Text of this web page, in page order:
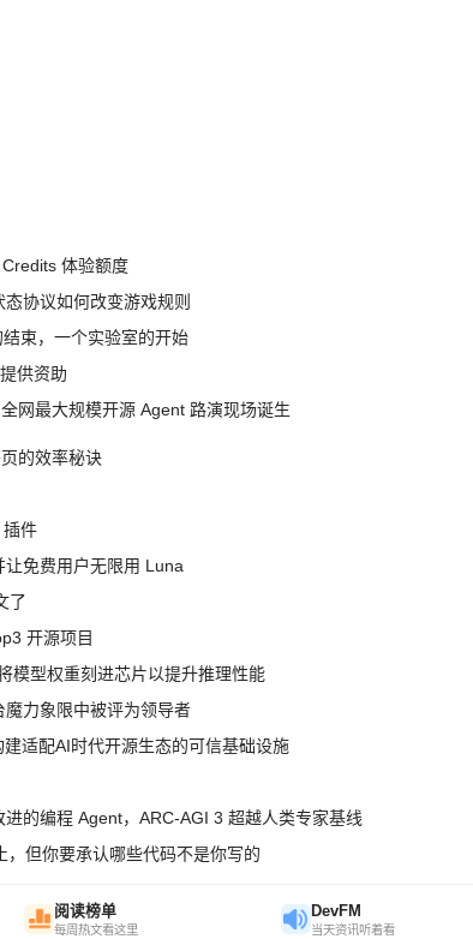
体验额度
协议如何改变游戏规则
束，一个实验室的开始
供资助
网最大规模开源 Agent 路演现场诞生
的效率秘诀
插件
免费用户无限用 Luna
了
开源项目
模型权重刻进芯片以提升推理性能
力象限中被评为领导者
适配AI时代开源生态的可信基础设施
的编程 Agent，ARC-AGI 3 超越人类专家基线
但你要承认哪些代码不是你写的
阅读榜单
每周热文看这里
DevFM
当天资讯听着看